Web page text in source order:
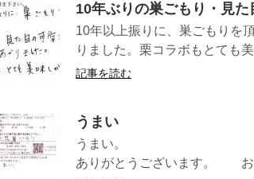
10年ぶりの巣ごもり・見た
10年以上振りに、巣ごもりを
りました。栗コラボも
記事を読む
うまい
うまい。 （長野県
ありがとうございます。 お